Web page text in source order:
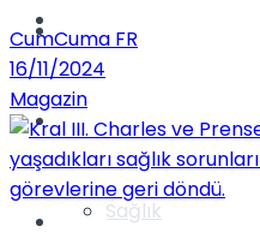
Yaşam
Sağlık
Türkiye
Müzik
CumCuma FR
16/11/2024
Magazin